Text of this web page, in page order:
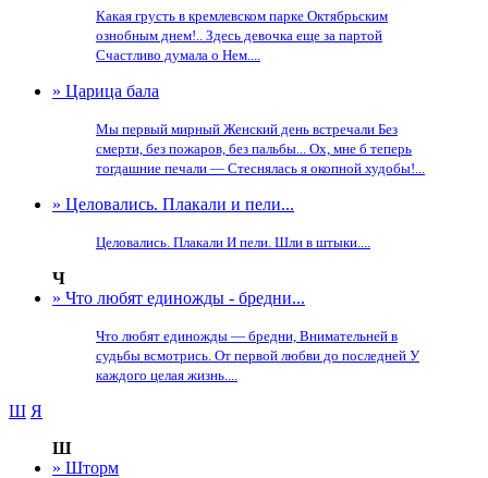
Какая грусть в кремлевском парке Октябрьским
ознобным днем!.. Здесь девочка еще за партой
Счастливо думала о Нем....
» Царица бала
Мы первый мирный Женский день встречали Без
смерти, без пожаров, без пальбы... Ох, мне б теперь
тогдашние печали — Стеснялась я окопной худобы!...
» Целовались. Плакали и пели...
Целовались. Плакали И пели. Шли в штыки....
Ч
» Что любят единожды - бредни...
Что любят единожды — бредни, Внимательней в
судьбы всмотрись. От первой любви до последней У
каждого целая жизнь....
Ш Я
Ш
» Шторм